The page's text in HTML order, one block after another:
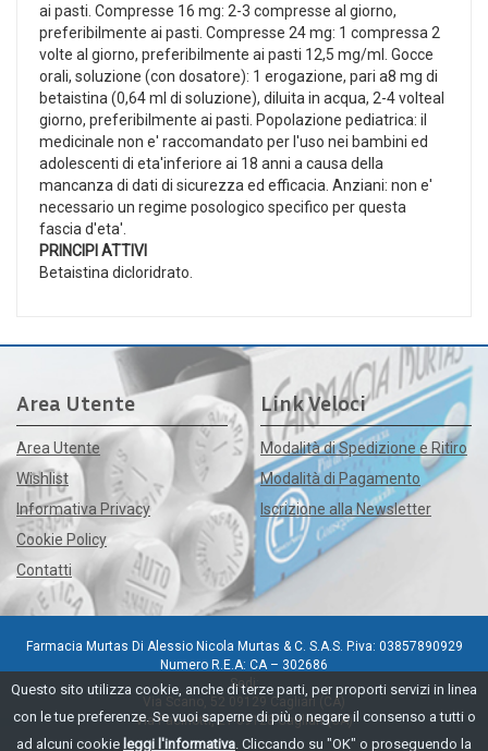
Questo sito utilizza cookie, anche di terze parti, per proporti servizi in linea
con le tue preferenze. Se vuoi saperne di più o negare il consenso a tutti o
ad alcuni cookie leggi l'informativa . Cliccando su "OK" o proseguendo la
ai pasti. Compresse 16 mg: 2-3 compresse al giorno,
preferibilmente ai pasti. Compresse 24 mg: 1 compressa 2
volte al giorno, preferibilmente ai pasti 12,5 mg/ml. Gocce
orali, soluzione (con dosatore): 1 erogazione, pari a8 mg di
betaistina (0,64 ml di soluzione), diluita in acqua, 2-4 volteal
giorno, preferibilmente ai pasti. Popolazione pediatrica: il
medicinale non e' raccomandato per l'uso nei bambini ed
adolescenti di eta'inferiore ai 18 anni a causa della
mancanza di dati di sicurezza ed efficacia. Anziani: non e'
necessario un regime posologico specifico per questa
fascia d'eta'.
PRINCIPI ATTIVI
Betaistina dicloridrato.
Area Utente
Area Utente
Wishlist
Informativa Privacy
Cookie Policy
Contatti
Link Veloci
Modalità di Spedizione e Ritiro
Modalità di Pagamento
Iscrizione alla Newsletter
Farmacia Murtas Di Alessio Nicola Murtas & C. S.A.S. P.iva: 03857890929
Numero R.E.A: CA – 302686
Sedi:
Via Scano, 52 09129 Cagliari (CA)
Via Pacinotti, 21 09128 Cagliari (CA)